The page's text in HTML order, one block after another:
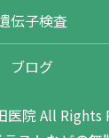
伝子検査
ブログ
院 All Rights